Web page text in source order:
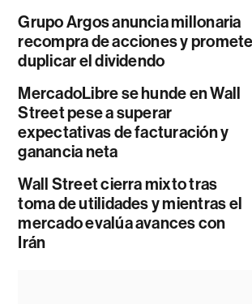
Grupo Argos anuncia millonaria
recompra de acciones y promete
duplicar el dividendo
MercadoLibre se hunde en Wall
Street pese a superar
expectativas de facturación y
ganancia neta
Wall Street cierra mixto tras
toma de utilidades y mientras el
mercado evalúa avances con
Irán